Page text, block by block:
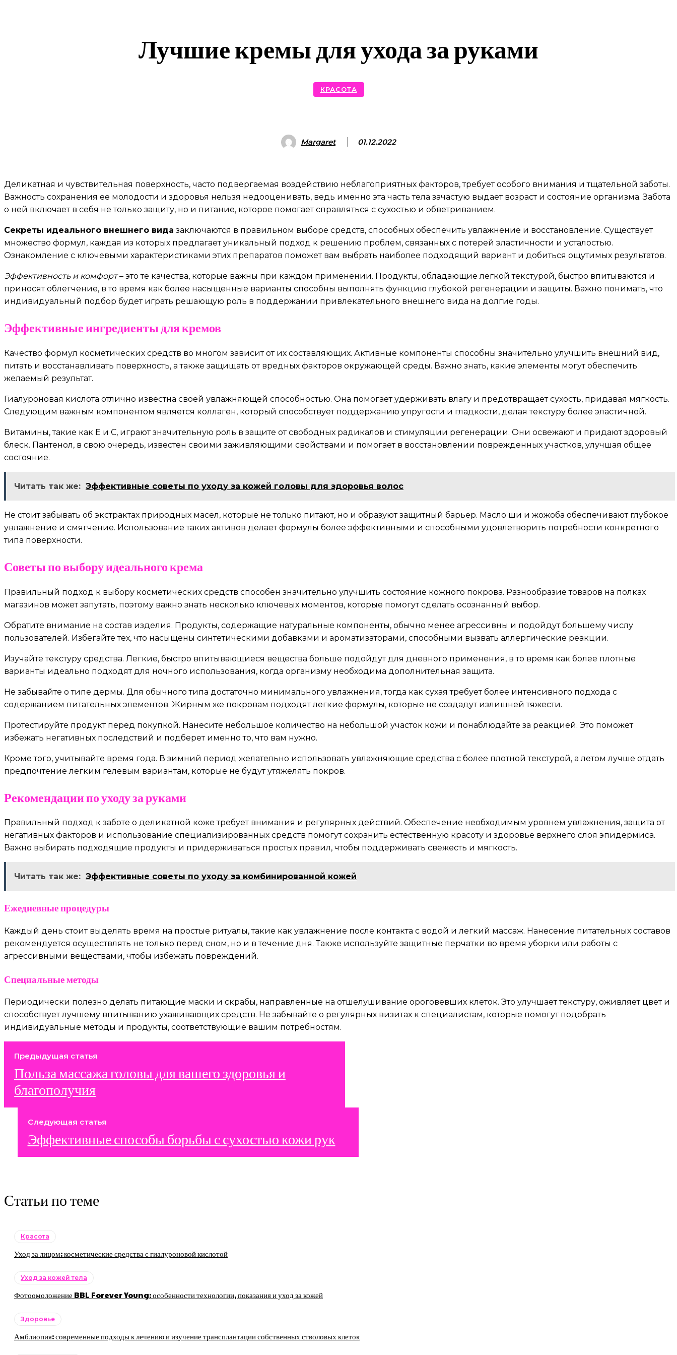
Лучшие кремы для ухода за руками
КРАСОТА
Margaret 01.12.2022
Деликатная и чувствительная поверхность, часто подвергаемая воздействию неблагоприятных факторов, требует особого внимания и тщательной заботы.
Важность сохранения ее молодости и здоровья нельзя недооценивать, ведь именно эта часть тела зачастую выдает возраст и состояние организма. Забота
о ней включает в себя не только защиту, но и питание, которое помогает справляться с сухостью и обветриванием.
Секреты идеального внешнего вида заключаются в правильном выборе средств, способных обеспечить увлажнение и восстановление. Существует
множество формул, каждая из которых предлагает уникальный подход к решению проблем, связанных с потерей эластичности и усталостью.
Ознакомление с ключевыми характеристиками этих препаратов поможет вам выбрать наиболее подходящий вариант и добиться ощутимых результатов.
Эффективность и комфорт– это те качества, которые важны при каждом применении. Продукты, обладающие легкой текстурой, быстро впитываются и
приносят облегчение, в то время как более насыщенные варианты способны выполнять функцию глубокой регенерации и защиты. Важно понимать, что
индивидуальный подбор будет играть решающую роль в поддержании привлекательного внешнего вида на долгие годы.
Эффективные ингредиенты для кремов
Качество формул косметических средств во многом зависит от их составляющих. Активные компоненты способны значительно улучшить внешний вид,
питать и восстанавливать поверхность, а также защищать от вредных факторов окружающей среды. Важно знать, какие элементы могут обеспечить
желаемый результат.
Гиалуроновая кислота отлично известна своей увлажняющей способностью. Она помогает удерживать влагу и предотвращает сухость, придавая мягкость.
Следующим важным компонентом является коллаген, который способствует поддержанию упругости и гладкости, делая текстуру более эластичной.
Витамины, такие как Е и С, играют значительную роль в защите от свободных радикалов и стимуляции регенерации. Они освежают и придают здоровый
блеск. Пантенол, в свою очередь, известен своими заживляющими свойствами и помогает в восстановлении поврежденных участков, улучшая общее
состояние.
Читать так же: Эффективные советы по уходу за кожей головы для здоровья волос
Не стоит забывать об экстрактах природных масел, которые не только питают, но и образуют защитный барьер. Масло ши и жожоба обеспечивают глубокое
увлажнение и смягчение. Использование таких активов делает формулы более эффективными и способными удовлетворить потребности конкретного
типа поверхности.
Советы по выбору идеального крема
Правильный подход к выбору косметических средств способен значительно улучшить состояние кожного покрова. Разнообразие товаров на полках
магазинов может запутать, поэтому важно знать несколько ключевых моментов, которые помогут сделать осознанный выбор.
Обратите внимание на состав изделия. Продукты, содержащие натуральные компоненты, обычно менее агрессивны и подойдут большему числу
пользователей. Избегайте тех, что насыщены синтетическими добавками и ароматизаторами, способными вызвать аллергические реакции.
Изучайте текстуру средства. Легкие, быстро впитывающиеся вещества больше подойдут для дневного применения, в то время как более плотные
варианты идеально подходят для ночного использования, когда организму необходима дополнительная защита.
Не забывайте о типе дермы. Для обычного типа достаточно минимального увлажнения, тогда как сухая требует более интенсивного подхода с
содержанием питательных элементов. Жирным же покровам подходят легкие формулы, которые не создадут излишней тяжести.
Протестируйте продукт перед покупкой. Нанесите небольшое количество на небольшой участок кожи и понаблюдайте за реакцией. Это поможет
избежать негативных последствий и подберет именно то, что вам нужно.
Кроме того, учитывайте время года. В зимний период желательно использовать увлажняющие средства с более плотной текстурой, а летом лучше отдать
предпочтение легким гелевым вариантам, которые не будут утяжелять покров.
Рекомендации по уходу за руками
Правильный подход к заботе о деликатной коже требует внимания и регулярных действий. Обеспечение необходимым уровнем увлажнения, защита от
негативных факторов и использование специализированных средств помогут сохранить естественную красоту и здоровье верхнего слоя эпидермиса.
Важно выбирать подходящие продукты и придерживаться простых правил, чтобы поддерживать свежесть и мягкость.
Читать так же: Эффективные советы по уходу за комбинированной кожей
Ежедневные процедуры
Каждый день стоит выделять время на простые ритуалы, такие как увлажнение после контакта с водой и легкий массаж. Нанесение питательных составов
рекомендуется осуществлять не только перед сном, но и в течение дня. Также используйте защитные перчатки во время уборки или работы с
агрессивными веществами, чтобы избежать повреждений.
Специальные методы
Периодически полезно делать питающие маски и скрабы, направленные на отшелушивание ороговевших клеток. Это улучшает текстуру, оживляет цвет и
способствует лучшему впитыванию ухаживающих средств. Не забывайте о регулярных визитах к специалистам, которые помогут подобрать
индивидуальные методы и продукты, соответствующие вашим потребностям.
Предыдущая статья
Польза массажа головы для вашего здоровья и
благополучия
Следующая статья
Эффективные способы борьбы с сухостью кожи рук
Статьи по теме
Красота
Уход за лицом: косметические средства с гиалуроновой кислотой
Уход за кожей тела
Фотоомоложение BBL Forever Young: особенности технологии, показания и уход за кожей
Здоровье
Амблиопия: современные подходы к лечению и изучение трансплантации собственных стволовых клеток